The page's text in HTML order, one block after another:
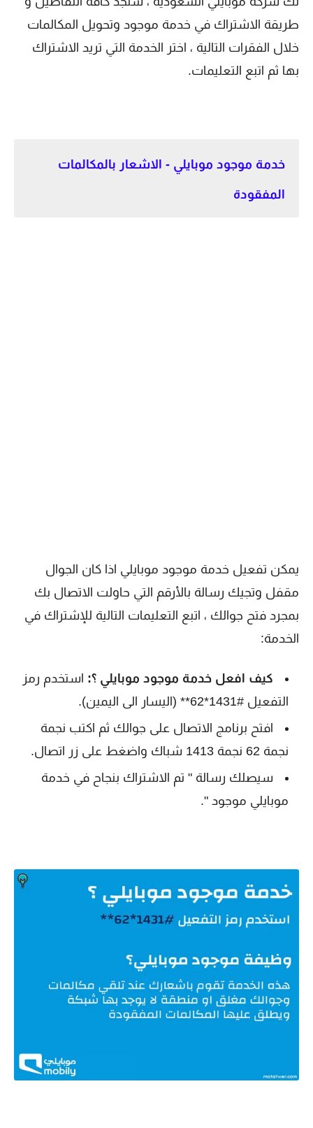
طريقة الاشتراك في خدمة موجود وتحويل المكالمات
خلال الفقرات التالية ، اختر الخدمة التي تريد الاشتراك
بها ثم اتبع التعليمات.
خدمة موجود موبايلي - الاشعار بالمكالمات
المفقودة
يمكن تفعيل خدمة موجود موبايلي اذا كان الجوال
مقفل وتجيك رسالة بالأرقم التي حاولت الاتصال بك
بمجرد فتح جوالك ، اتبع التعليمات التالية للإشتراك في
الخدمة:
كيف افعل خدمة موجود موبايلي ؟: استخدم رمز
التفعيل #1431*62** (اليسار الى اليمين).
افتح برنامج الاتصال على جوالك ثم اكتب نجمة
نجمة 62 نجمة 1413 شباك واضغط على زر اتصال.
سيصلك رسالة " تم الاشتراك بنجاح في خدمة
موبايلي موجود ".